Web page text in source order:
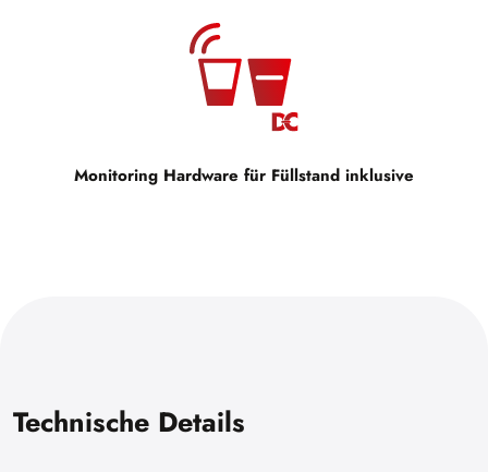
Monitoring Hardware für Füllstand inklusive
Technische Details